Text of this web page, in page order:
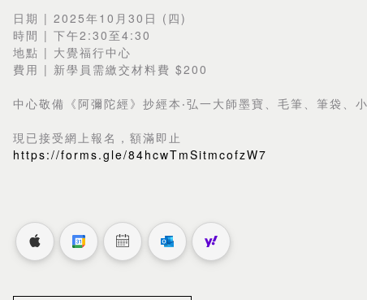
日期 | 2025年10月30日 (四)
時間 | 下午2:30至4:30
地點 | 大覺福行中心
費用 | 新學員需繳交材料費 $200
中心敬備《阿彌陀經》抄經本‧弘一大師墨寶、毛筆、筆袋、
現已接受網上報名，額滿即止
https://forms.gle/84hcwTmSitmcofzW7